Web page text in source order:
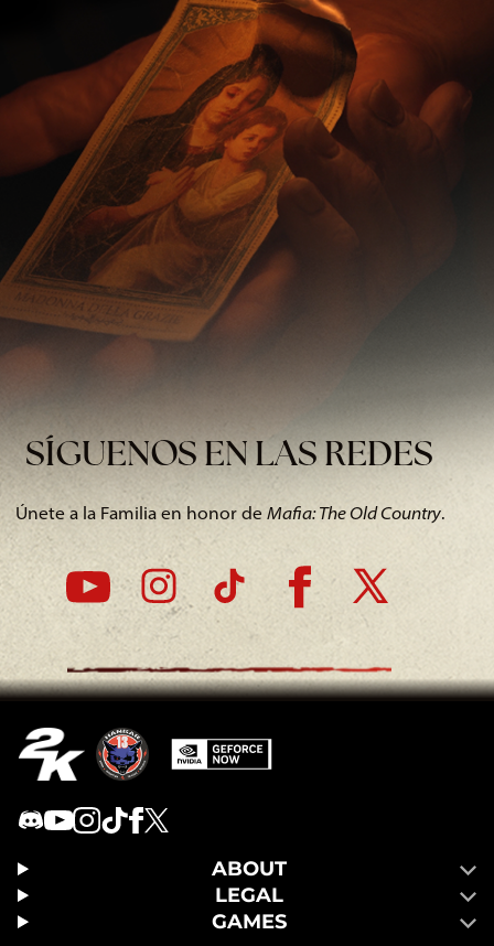
SÍGUENOS EN LAS REDES
Únete a la Familia en honor de Mafia: The Old Country.
ABOUT
LEGAL
GAMES